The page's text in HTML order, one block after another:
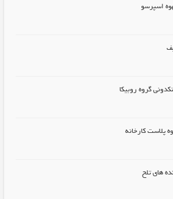
اسپرسو
گروه روبیکا
پلاست کارخانه
های تلخ